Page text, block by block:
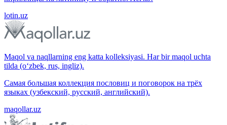
lotin.uz
Maqol va naqllarning eng katta kolleksiyasi. Har bir maqol uchta
tilda (o‘zbek, rus, ingliz).
Самая большая коллекция пословиц и поговорок на трёх
языках (узбекский, русский, английский).
maqollar.uz